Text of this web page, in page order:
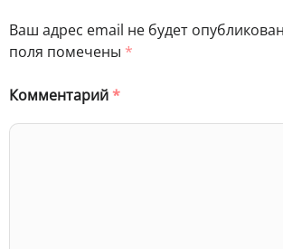
Ваш адрес email не будет
поля помечены *
Комментарий*